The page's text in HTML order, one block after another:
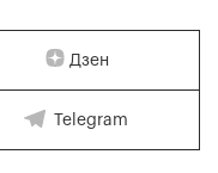
Дзен
Telegram